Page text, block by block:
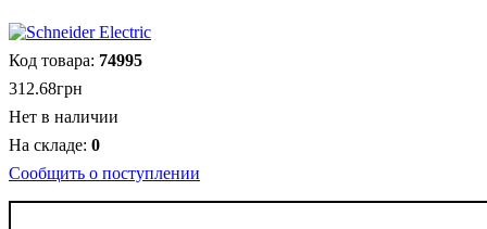
74995
312.68грн
Нет в наличии
0
Сообщить о поступлении